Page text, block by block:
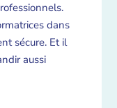
dans
sécure. Et il
aussi